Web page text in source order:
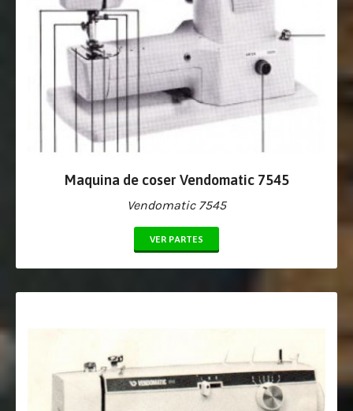
Maquina de coser Vendomatic 7545
Vendomatic 7545
VER PARTES